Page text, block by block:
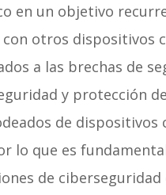
en un objetivo
otros dispositivos
a las brechas de
y protección
de dispositivos
lo que es
de ciberseguridad